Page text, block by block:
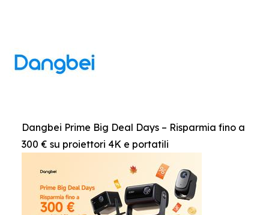
Dangbei Prime Big Deal Days – Risparmia fino a
300 € su proiettori 4K e portatili